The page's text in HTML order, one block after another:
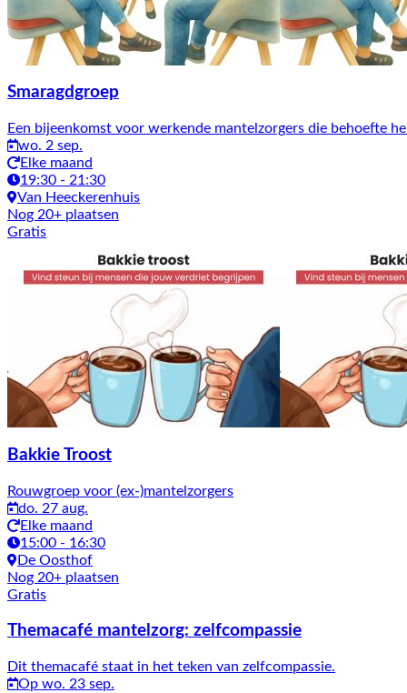
Smaragdgroep
Een bijeenkomst voor werkende mantelzorgers die behoefte
wo. 2 sep.
Elke maand
19:30 - 21:30
Van Heeckerenhuis
Nog 20+ plaatsen
Gratis
Bakkie Troost
Rouwgroep voor (ex-)mantelzorgers
do. 27 aug.
Elke maand
15:00 - 16:30
De Oosthof
Nog 20+ plaatsen
Gratis
Themacafé mantelzorg: zelfcompassie
Dit themacafé staat in het teken van zelfcompassie.
Op wo. 23 sep.